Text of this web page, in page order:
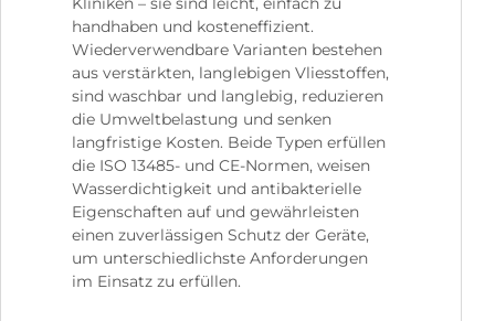
handhaben und kosteneffizient.
Wiederverwendbare Varianten bestehen
aus verstärkten, langlebigen Vliesstoffen,
sind waschbar und langlebig, reduzieren
die Umweltbelastung und senken
langfristige Kosten. Beide Typen erfüllen
die ISO 13485- und CE-Normen, weisen
Wasserdichtigkeit und antibakterielle
Eigenschaften auf und gewährleisten
einen zuverlässigen Schutz der Geräte,
um unterschiedlichste Anforderungen
im Einsatz zu erfüllen.